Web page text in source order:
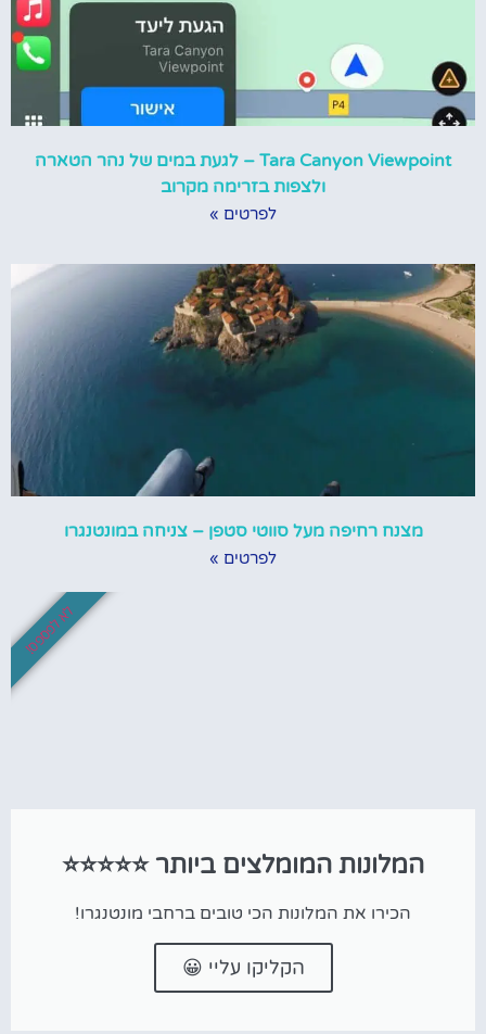
Tara Canyon Viewpoint – לגעת במים של נהר הטארה
ולצפות בזרימה מקרוב
לפרטים »
מצנח רחיפה מעל סווטי סטפן – צניחה במונטנגרו
לפרטים »
המלונות המומלצים ביותר ⭐⭐⭐⭐⭐
הכירו את המלונות הכי טובים ברחבי מונטנגרו!
הקליקו עליי 😀
לא לפספס!